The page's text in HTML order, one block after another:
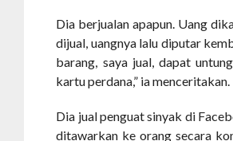
Dia berjualan apapun. Uang
dijual, uangnya lalu diputar
barang, saya jual, dapat
kartu perdana,” ia menceritakan.
Dia jual penguat sinyak di
ditawarkan ke orang secara